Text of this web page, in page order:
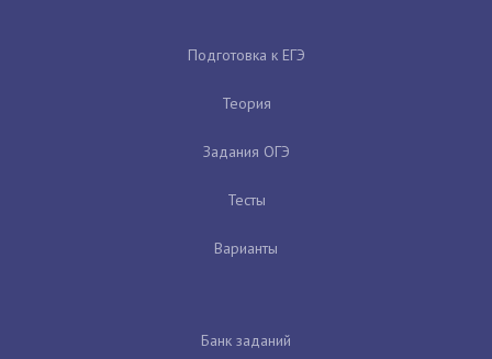
Подготовка к ЕГЭ
Теория
Задания ОГЭ
Тесты
Варианты
Банк заданий